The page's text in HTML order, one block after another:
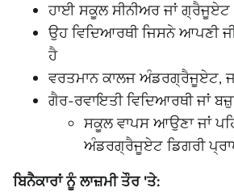
ਹਾਈ ਸਕੂਲ ਸੀਨੀਅਰ ਜਾਂ ਗ੍ਰੈਜੂਏਟ
ਉਹ ਵਿਦਿਆਰਥੀ ਜਿਸਨੇ ਆਪਣੀ
ਹੈ
ਵਰਤਮਾਨ ਕਾਲਜ ਅੰਡਰਗ੍ਰੈਜੂਏਟ,
ਗੈਰ-ਰਵਾਇਤੀ ਵਿਦਿਆਰਥੀ ਜਾਂ
ਸਕੂਲ ਵਾਪਸ ਆਉਣਾ ਜਾਂ
ਅੰਡਰਗ੍ਰੈਜੂਏਟ ਡਿਗਰੀ
ਬਿਨੈਕਾਰਾਂ ਨੂੰ ਲਾਜ਼ਮੀ ਤੌਰ 'ਤੇ: